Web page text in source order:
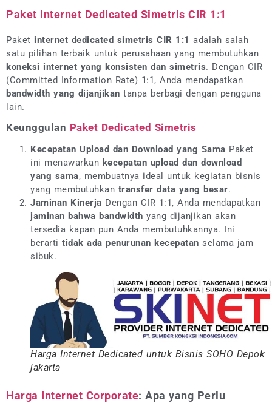
Paket Internet Dedicated Simetris CIR 1:1
Paket internet dedicated simetris CIR 1:1 adalah salah
satu pilihan terbaik untuk perusahaan yang membutuhkan
koneksi internet yang konsisten dan simetris. Dengan CIR
(Committed Information Rate) 1:1, Anda mendapatkan
bandwidth yang dijanjikan tanpa berbagi dengan pengguna
lain.
Keunggulan Paket Dedicated Simetris
Kecepatan Upload dan Download yang Sama Paket
ini menawarkan kecepatan upload dan download
yang sama, membuatnya ideal untuk kegiatan bisnis
yang membutuhkan transfer data yang besar.
Jaminan Kinerja Dengan CIR 1:1, Anda mendapatkan
jaminan bahwa bandwidth yang dijanjikan akan
tersedia kapan pun Anda membutuhkannya. Ini
berarti tidak ada penurunan kecepatan selama jam
sibuk.
Harga Internet Dedicated untuk Bisnis SOHO Depok
jakarta
Harga Internet Corporate: Apa yang Perlu